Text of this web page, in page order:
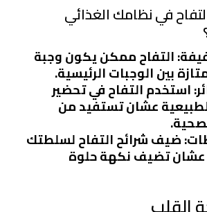
في نظامك الغذائي
: التفاح ممكن يكون وجبة
بين الوجبات الرئيسية.
: استخدم التفاح في تحضير
عشان تستفيد من
: ضيف شرائح التفاح لسلطتك
عشان تضيف نكهة حلوة